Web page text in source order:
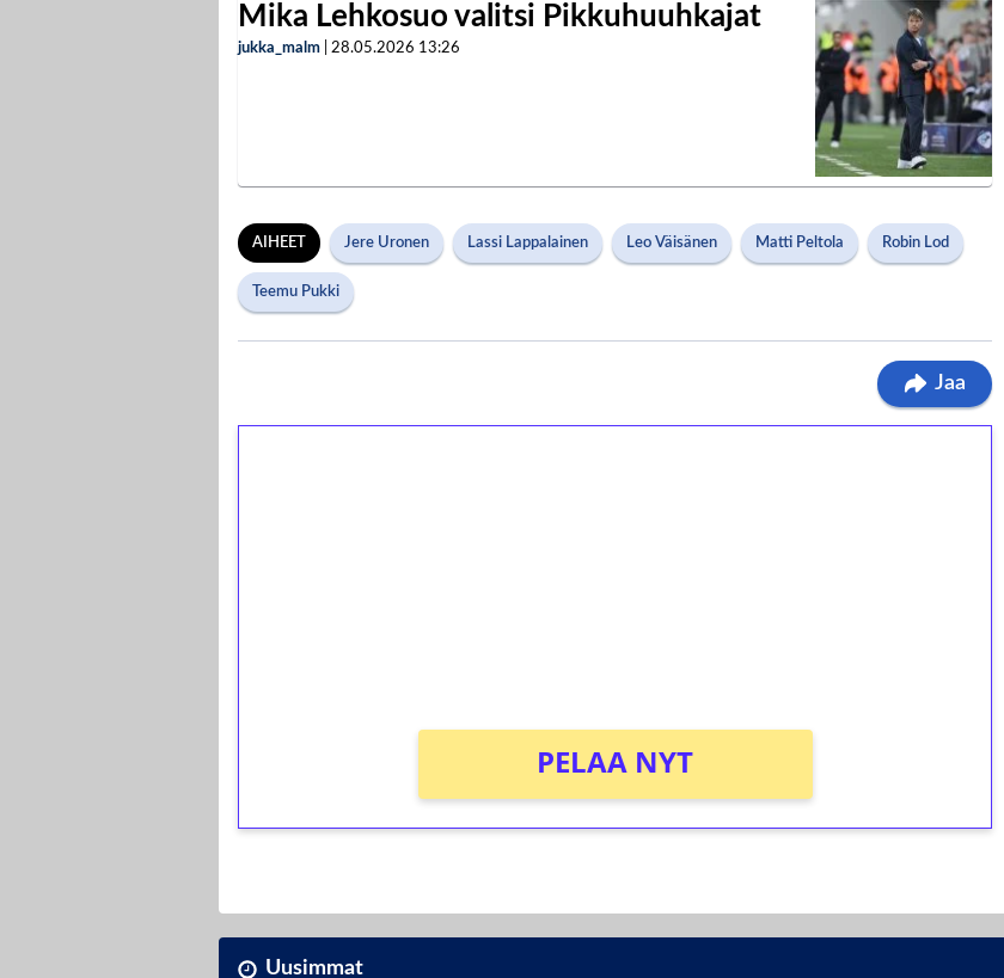
Mika Lehkosuo valitsi Pikkuhuuhkajat
jukka_malm 28.05.2026 13:26
AIHEET Jere Uronen Lassi Lappalainen Leo Väisänen Matti Peltola Robin Lod
Teemu Pukki
Jaa
PELAA NYT
Uusimmat